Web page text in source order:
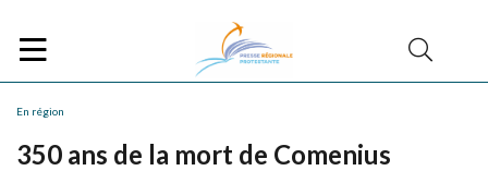
En région
350 ans de la mort de Comenius